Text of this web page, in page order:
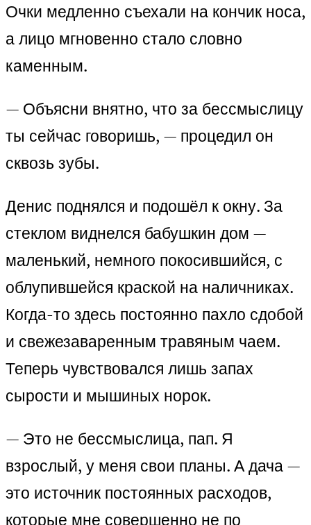
Очки медленно съехали на кончик носа,
а лицо мгновенно стало словно
каменным.
— Объясни внятно, что за бессмыслицу
ты сейчас говоришь, — процедил он
сквозь зубы.
Денис поднялся и подошёл к окну. За
стеклом виднелся бабушкин дом —
маленький, немного покосившийся, с
облупившейся краской на наличниках.
Когда-то здесь постоянно пахло сдобой
и свежезаваренным травяным чаем.
Теперь чувствовался лишь запах
сырости и мышиных норок.
— Это не бессмыслица, пап. Я
взрослый, у меня свои планы. А дача —
это источник постоянных расходов,
которые мне совершенно не по